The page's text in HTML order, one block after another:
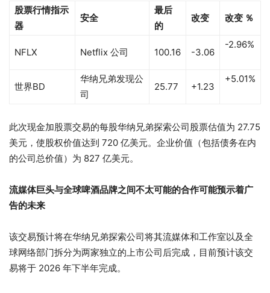
股票行情指示
器
安全
最后
的
改变 改变 ％
NFLX Netflix 公司 100.16 -3.06
-2.96%
世界BD
华纳兄弟发现公
司
25.77 +1.23
+5.01%
此次现金加股票交易的每股华纳兄弟探索公司股票估值为 27.75
美元，使股权价值达到 720 亿美元。企业价值（包括债务在内
的公司总价值）为 827 亿美元。
流媒体巨头与全球啤酒品牌之间不太可能的合作可能预示着广
告的未来
该交易预计将在华纳兄弟探索公司将其流媒体和工作室以及全
球网络部门拆分为两家独立的上市公司后完成，目前预计该交
易将于 2026 年下半年完成。